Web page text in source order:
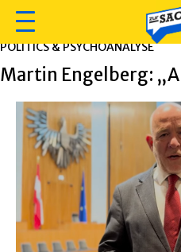
POLITICS & PSYCHOANALYSE
Martin Engelberg: